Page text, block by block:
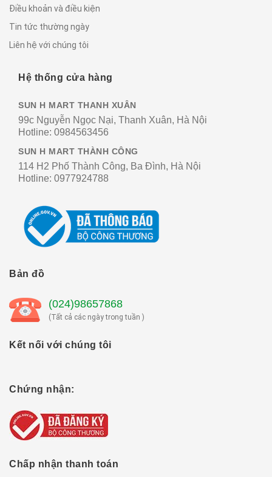
Điều khoản và điều kiện
Tin tức thường ngày
Liên hệ với chúng tôi
Hệ thống cửa hàng
SUN H MART THANH XUÂN
99c Nguyễn Ngọc Nại, Thanh Xuân, Hà Nội
Hotline: 0984563456
SUN H MART THÀNH CÔNG
114 H2 Phố Thành Công, Ba Đình, Hà Nội
Hotline: 0977924788
Bản đồ
(024)98657868
(Tất cả các ngày trong tuần )
Kết nối với chúng tôi
Chứng nhận:
Chấp nhận thanh toán